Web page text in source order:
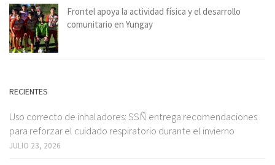
Frontel apoya la actividad física y el desarrollo
comunitario en Yungay
RECIENTES
Uso correcto de inhaladores: SSÑ entrega recomendaciones
para reforzar el cuidado respiratorio durante el invierno
JULIO 23, 2026